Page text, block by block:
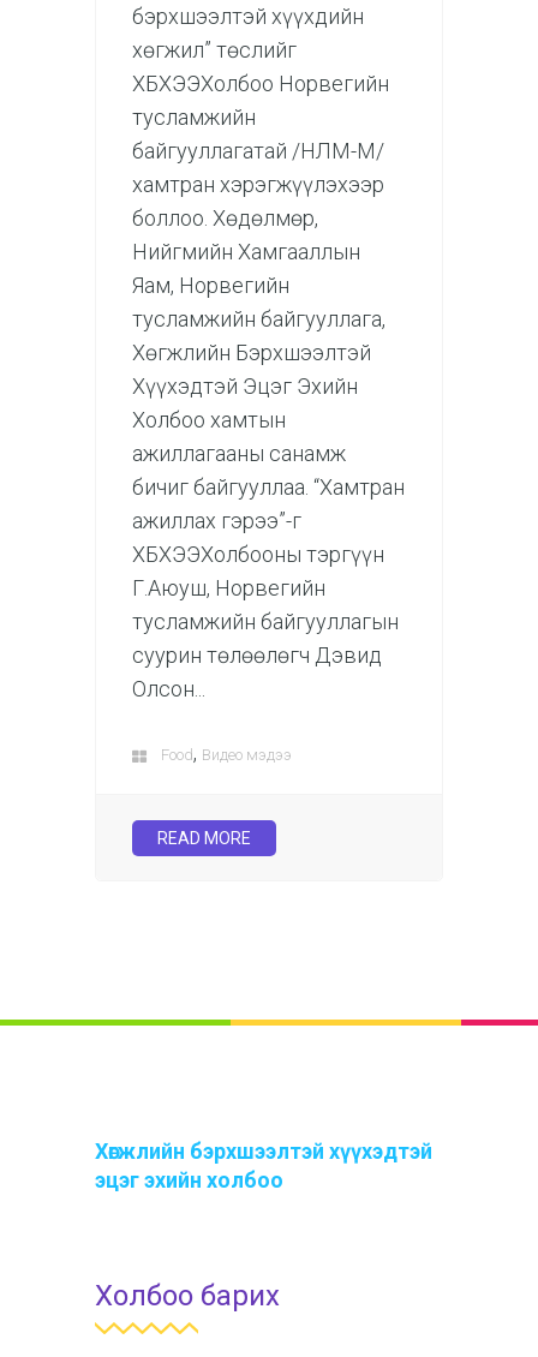
бэрхшээлтэй хүүхдийн
хөгжил” төслийг
ХБХЭЭХолбоо Норвегийн
тусламжийн
байгууллагатай /НЛМ-М/
хамтран хэрэгжүүлэхээр
боллоо. Хөдөлмөр,
Нийгмийн Хамгааллын
Яам, Норвегийн
тусламжийн байгууллага,
Хөгжлийн Бэрхшээлтэй
Хүүхэдтэй Эцэг Эхийн
Холбоо хамтын
ажиллагааны санамж
бичиг байгууллаа. “Хамтран
ажиллах гэрээ”-г
ХБХЭЭХолбооны тэргүүн
Г.Аюуш, Норвегийн
тусламжийн байгууллагын
суурин төлөөлөгч Дэвид
Олсон...
Food, Видео мэдээ
READ MORE
Хөгжлийн бэрхшээлтэй хүүхэдтэй
эцэг эхийн холбоо
Холбоо барих